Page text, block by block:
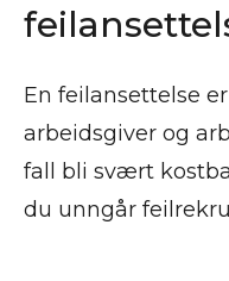
En feilansettelse
arbeidsgiver og
fall bli svært
du unngår